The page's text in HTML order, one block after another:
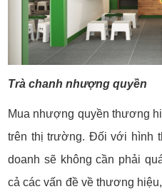
Trà chanh nhượng quyền
Mua nhượng quyền thương
trên thị trường. Đối với hình
doanh sẽ không cần phải
cả các vấn đề về thương